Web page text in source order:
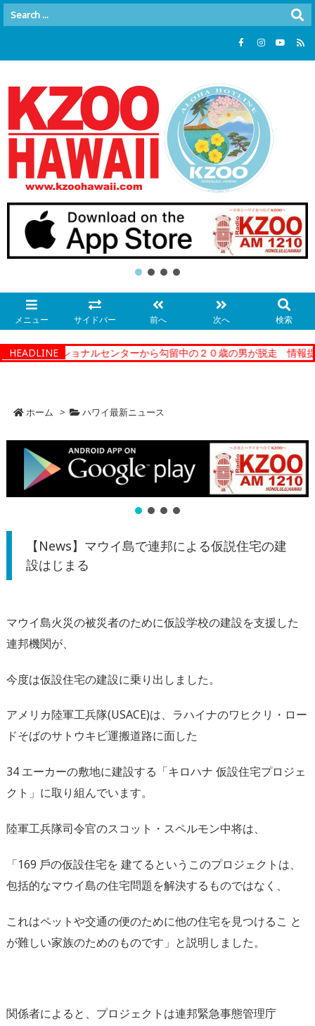
メニュー サイドバー 前へ 次へ 検索
HEADLINE
ーコレクショナルセンターから勾留中の２０歳の男が脱走 情報提供
ホーム > ハワイ最新ニュース
【News】マウイ島で連邦による仮説住宅の建
設はじまる
マウイ島火災の被災者のために仮設学校の建設を支援した
連邦機関が、
今度は仮設住宅の建設に乗り出しました。
アメリカ陸軍工兵隊(USACE)は、ラハイナのワヒクリ・ロー
ドそばのサトウキビ運搬道路に面した
34 エーカーの敷地に建設する「キロハナ 仮設住宅プロジェ
クト」に取り組んでいます。
陸軍工兵隊司令官のスコット・スペルモン中将は、
「169 戶の仮設住宅を 建てるというこのプロジェクトは、
包括的なマウイ島の住宅問題を解決するものではなく、
これはペットや交通の便のために他の住宅を見つけるこ と
が難しい家族のためのものです」と説明しました。
関係者によると、プロジェクトは連邦緊急事態管理庁